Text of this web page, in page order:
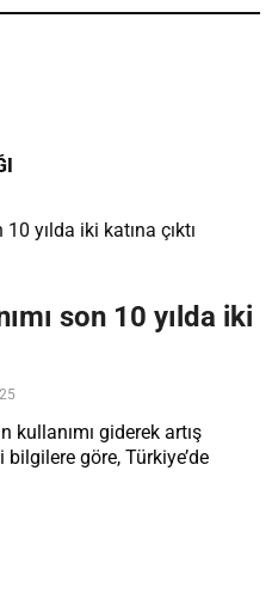
son 10 yılda iki
kullanımı giderek artış
göre, Türkiye’de